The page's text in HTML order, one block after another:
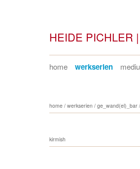
HEIDE PICHLER
home werkserien
home/ werkserien / ge_wand(el)_bar/
kirmish